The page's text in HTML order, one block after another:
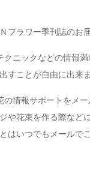
フラワー季刊誌のお
クニックなどの情報
すことが自由に出来ま
の情報サポートをメ
や花束を作る際など
はいつでもメールで